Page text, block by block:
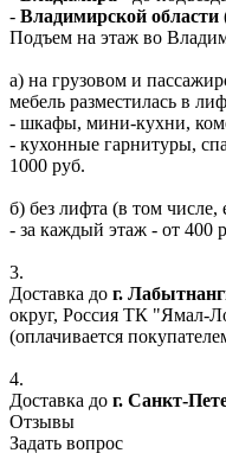
- Владимирской области
Подъем на этаж во
а) на грузовом и
мебель разместилась в
- шкафы, мини-кухни,
- кухонные гарнитуры,
1000 руб.
б) без лифта (в том числе,
- за каждый этаж - от 400
3.
Доставка до г.
округ, Россия ТК "Ямал-
(оплачивается
4.
Доставка до г. Санкт-
Отзывы
Задать вопрос